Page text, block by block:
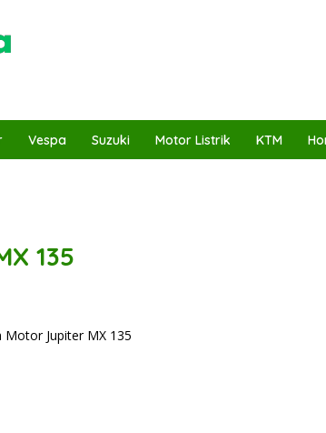
Vespa Suzuki Motor Listrik KTM
135